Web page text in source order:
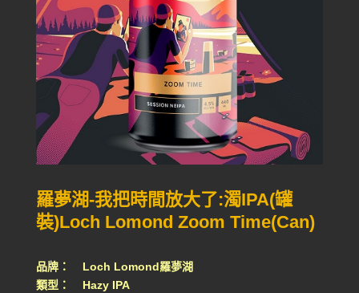
羅夢湖-我把時間放大了:濁IPA(罐
裝)Loch Lomond Zoom Time(Can)
品牌： Loch Lomond羅夢湖
類型： Hazy IPA